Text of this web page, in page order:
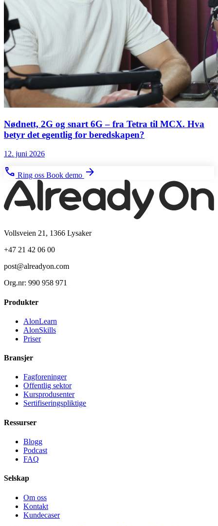
Nødnett, 2G og snart 6G – fra Tetra til MCX. Hva
betyr det egentlig for beredskapen?
12. juni 2026
phone Ring oss Book demo arrow_forward
Vollsveien 21, 1366 Lysaker
+47 21 42 06 00
post@alreadyon.com
Org.nr: 990 958 971
Produkter
AlonLearn
AlonSkills
Priser
Bransjer
Fagforeninger
Offentlig sektor
Kursprodusenter
Sertifiseringspliktige
Ressurser
Blogg
Podcast
FAQ
Selskap
Om oss
Kontakt
Kundecaser